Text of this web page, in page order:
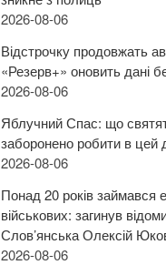
2026-08-06
Відстрочку продовжать
«Резерв+» оновить дані
2026-08-06
Яблучний Спас: що
заборонено робити в цей
2026-08-06
Понад 20 років займався
військових: загинув
Слов’янська Олексій
2026-08-06